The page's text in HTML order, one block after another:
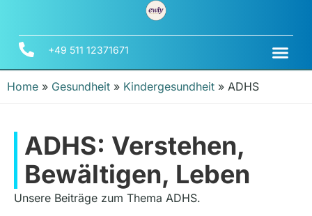
+49 511 12371671
Home » Gesundheit » Kindergesundheit » ADHS
ADHS: Verstehen,
Bewältigen, Leben
Unsere Beiträge zum Thema ADHS.